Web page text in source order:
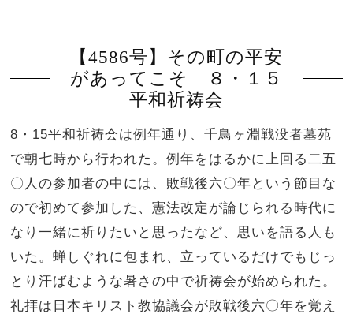
【4586号】その町の平安
があってこそ ８・１５
平和祈祷会
8・15平和祈祷会は例年通り、千鳥ヶ淵戦没者墓苑
で朝七時から行われた。例年をはるかに上回る二五
〇人の参加者の中には、敗戦後六〇年という節目な
ので初めて参加した、憲法改定が論じられる時代に
なり一緒に祈りたいと思ったなど、思いを語る人も
いた。蝉しぐれに包まれ、立っているだけでもじっ
とり汗ばむような暑さの中で祈祷会が始められた。
礼拝は日本キリスト教協議会が敗戦後六〇年を覚え